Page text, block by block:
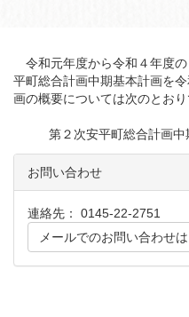
令和元年度から令和４年度
平町総合計画中期基本計画を
画の概要については次のとおり
第２次安平町総合計画
お問い合わせ
連絡先： 0145-22-2751
メールでのお問い合わせ